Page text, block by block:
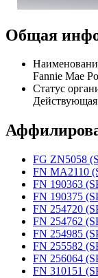
Общая
Fannie Mae
Статус
Действующая
FG ZN5058
FN MA2110
FN 190363
FN 190375
FN 254720
FN 254762
FN 254985
FN 255582
FN 256064
FN 310151